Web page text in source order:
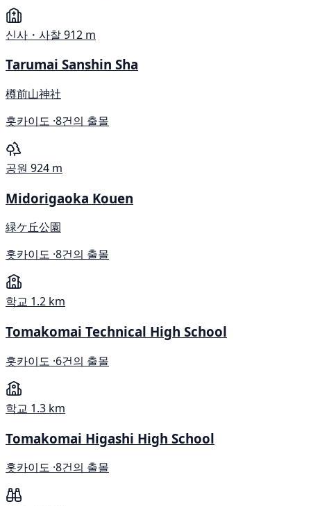
신사・사찰912 m
Tarumai Sanshin Sha
樽前山神社
홋카이도 ·8건의 출몰
공원 924 m
Midorigaoka Kouen
緑ケ丘公園
홋카이도 ·8건의 출몰
학교 1.2 km
Tomakomai Technical High School
홋카이도 ·6건의 출몰
학교 1.3 km
Tomakomai Higashi High School
홋카이도 ·8건의 출몰